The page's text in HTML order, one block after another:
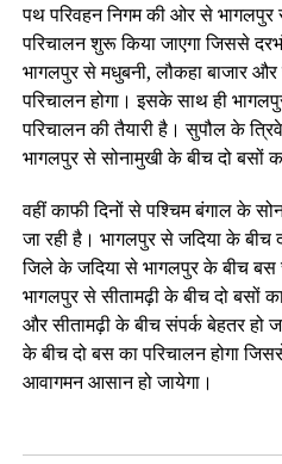
पथ परिवहन निगम की ओर से भागलपुर
परिचालन शुरू किया जाएगा जिससे
भागलपुर से मधुबनी, लौकहा बाजार
परिचालन होगा। इसके साथ ही
परिचालन की तैयारी है। सुपौल के
भागलपुर से सोनामुखी के बीच दो बसों
वहीं काफी दिनों से पश्चिम बंगाल के
जा रही है। भागलपुर से जदिया के बीच
जिले के जदिया से भागलपुर के बीच बस
भागलपुर से सीतामढ़ी के बीच दो बसों
और सीतामढ़ी के बीच संपर्क बेहतर हो
के बीच दो बस का परिचालन होगा
आवागमन आसान हो जायेगा।